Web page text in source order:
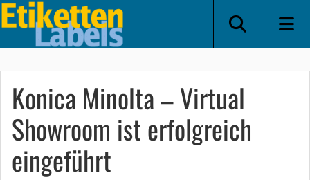
Konica Minolta – Virtual
Showroom ist erfolgreich
eingeführt